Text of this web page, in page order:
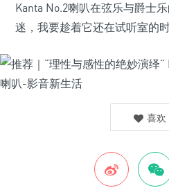
Kanta No.2喇叭在弦乐与爵士
迷，我要趁着它还在试听室的
喜欢